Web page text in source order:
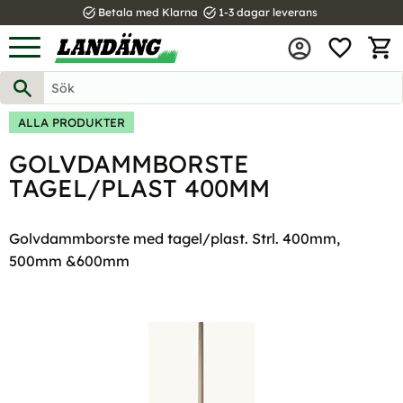
Meny
task_alt Betala med Klarna task_alt 1-3 dagar leverans
ALLA PRODUKTER
GOLVDAMMBORSTE
TAGEL/PLAST 400MM
Golvdammborste med tagel/plast. Strl. 400mm,
500mm &600mm